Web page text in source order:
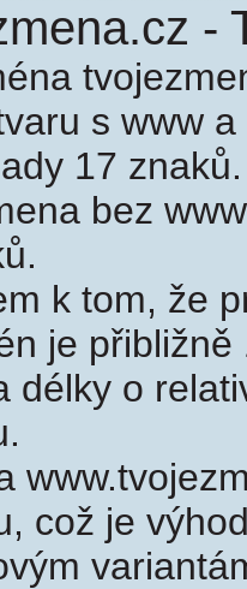
-
s www
17
bez
k tom, že
je
délky o
což je